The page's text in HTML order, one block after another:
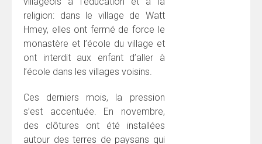
religion: dans le village de Watt
Hmey, elles ont fermé de force le
monastère et l’école du village et
ont interdit aux enfant d’aller à
l’école dans les villages voisins.
Ces derniers mois, la pression
s’est accentuée. En novembre,
des clôtures ont été installées
autour des terres de paysans qui